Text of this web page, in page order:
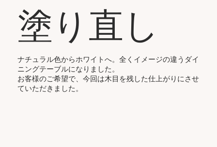
塗り直し
ナチュラル色からホワイトへ。全くイメージの違うダイ
ニングテーブルになりました。
お客様のご希望で、今回は木目を残した仕上がりにさせ
ていただきました。